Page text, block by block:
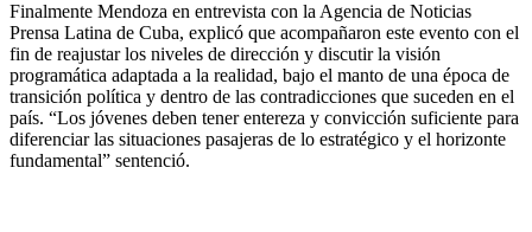
Finalmente Mendoza en entrevista con la Agencia de Noticias
Prensa Latina de Cuba, explicó que acompañaron este evento con el
fin de reajustar los niveles de dirección y discutir la visión
programática adaptada a la realidad, bajo el manto de una época de
transición política y dentro de las contradicciones que suceden en el
país. “Los jóvenes deben tener entereza y convicción suficiente para
diferenciar las situaciones pasajeras de lo estratégico y el horizonte
fundamental” sentenció.